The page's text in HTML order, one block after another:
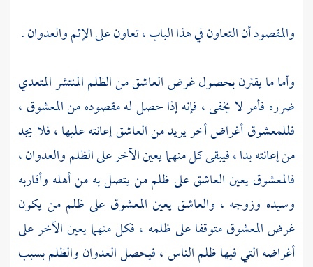
والمقصود أن التعاون في هذا الباب ، تعاون على الإثم والعدوان .
وأما ما يقترن بحصول غرض العاشق من الظلم المنتشر المتعدي
ضرره فأمر لا يخفى ، فإنه إذا حصل له مقصوده من المعشوق ،
فللمعشوق أغراض أخر يريد من العاشق إعانته عليها ، فلا يجد
من إعانته بدا ، فيبقى كل منهما يعين الآخر على الظلم والعدوان ،
فالمعشوق يعين العاشق على ظلم من يتصل به من أهله وأقاربه
وسيده وزوجه ، والعاشق يعين المعشوق على ظلم من يكون
غرض المعشوق متوقفا على ظلمه ، فكل منهما يعين الآخر على
أغراضه التي فيها ظلم الناس ، فيحصل العدوان والظلم بسبب